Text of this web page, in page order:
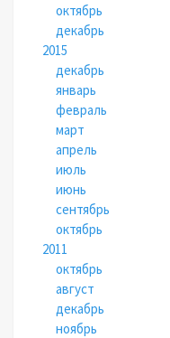
октябрь
декабрь
2015
декабрь
январь
февраль
март
апрель
июль
июнь
сентябрь
октябрь
2011
октябрь
август
декабрь
ноябрь